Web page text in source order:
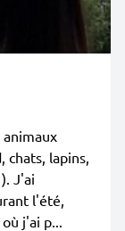
chats, lapins,
J'ai
l'été,
j'ai p...